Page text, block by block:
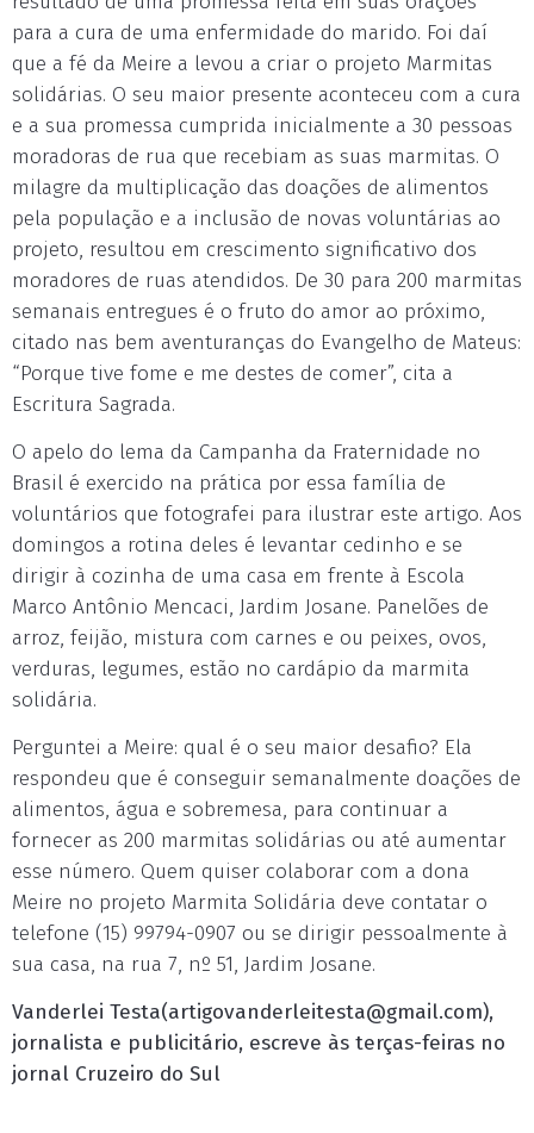
para a cura de uma enfermidade do marido. Foi daí
que a fé da Meire a levou a criar o projeto Marmitas
solidárias. O seu maior presente aconteceu com a cura
e a sua promessa cumprida inicialmente a 30 pessoas
moradoras de rua que recebiam as suas marmitas. O
milagre da multiplicação das doações de alimentos
pela população e a inclusão de novas voluntárias ao
projeto, resultou em crescimento significativo dos
moradores de ruas atendidos. De 30 para 200 marmitas
semanais entregues é o fruto do amor ao próximo,
citado nas bem aventuranças do Evangelho de Mateus:
“Porque tive fome e me destes de comer”, cita a
Escritura Sagrada.
O apelo do lema da Campanha da Fraternidade no
Brasil é exercido na prática por essa família de
voluntários que fotografei para ilustrar este artigo. Aos
domingos a rotina deles é levantar cedinho e se
dirigir à cozinha de uma casa em frente à Escola
Marco Antônio Mencaci, Jardim Josane. Panelões de
arroz, feijão, mistura com carnes e ou peixes, ovos,
verduras, legumes, estão no cardápio da marmita
solidária.
Perguntei a Meire: qual é o seu maior desafio? Ela
respondeu que é conseguir semanalmente doações de
alimentos, água e sobremesa, para continuar a
fornecer as 200 marmitas solidárias ou até aumentar
esse número. Quem quiser colaborar com a dona
Meire no projeto Marmita Solidária deve contatar o
telefone (15) 99794-0907 ou se dirigir pessoalmente à
sua casa, na rua 7, nº 51, Jardim Josane.
Vanderlei Testa(artigovanderleitesta@gmail.com),
jornalista e publicitário, escreve às terças-feiras no
jornal Cruzeiro do Sul